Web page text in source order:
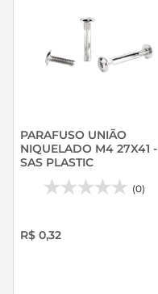
PARAFUSO UNIÃO
NIQUELADO M4 27X41 -
SAS PLASTIC
(0)
R$ 0,32